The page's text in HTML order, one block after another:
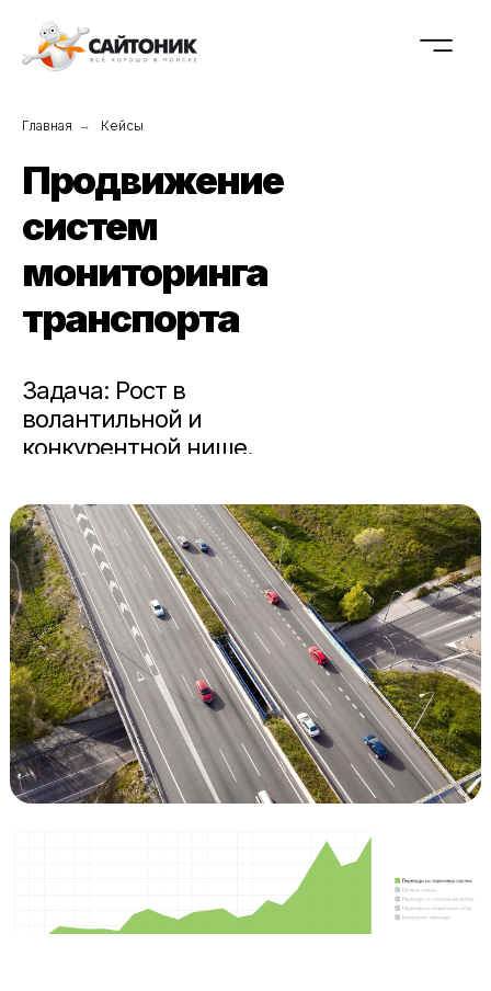
Главная → Кейсы
Продвижение
систем
мониторинга
транспорта
Задача: Рост в
волантильной и
конкурентной нише.